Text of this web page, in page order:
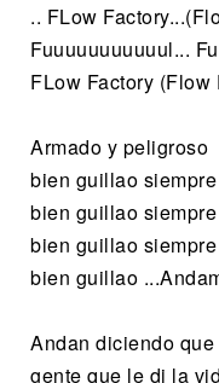
.. FLow
Fuuuuuuuuuuul...
FLow Factory (Flow
Armado y peligroso
bien guillao
bien guillao
bien guillao
bien guillao
Andan diciendo
gente que le di la